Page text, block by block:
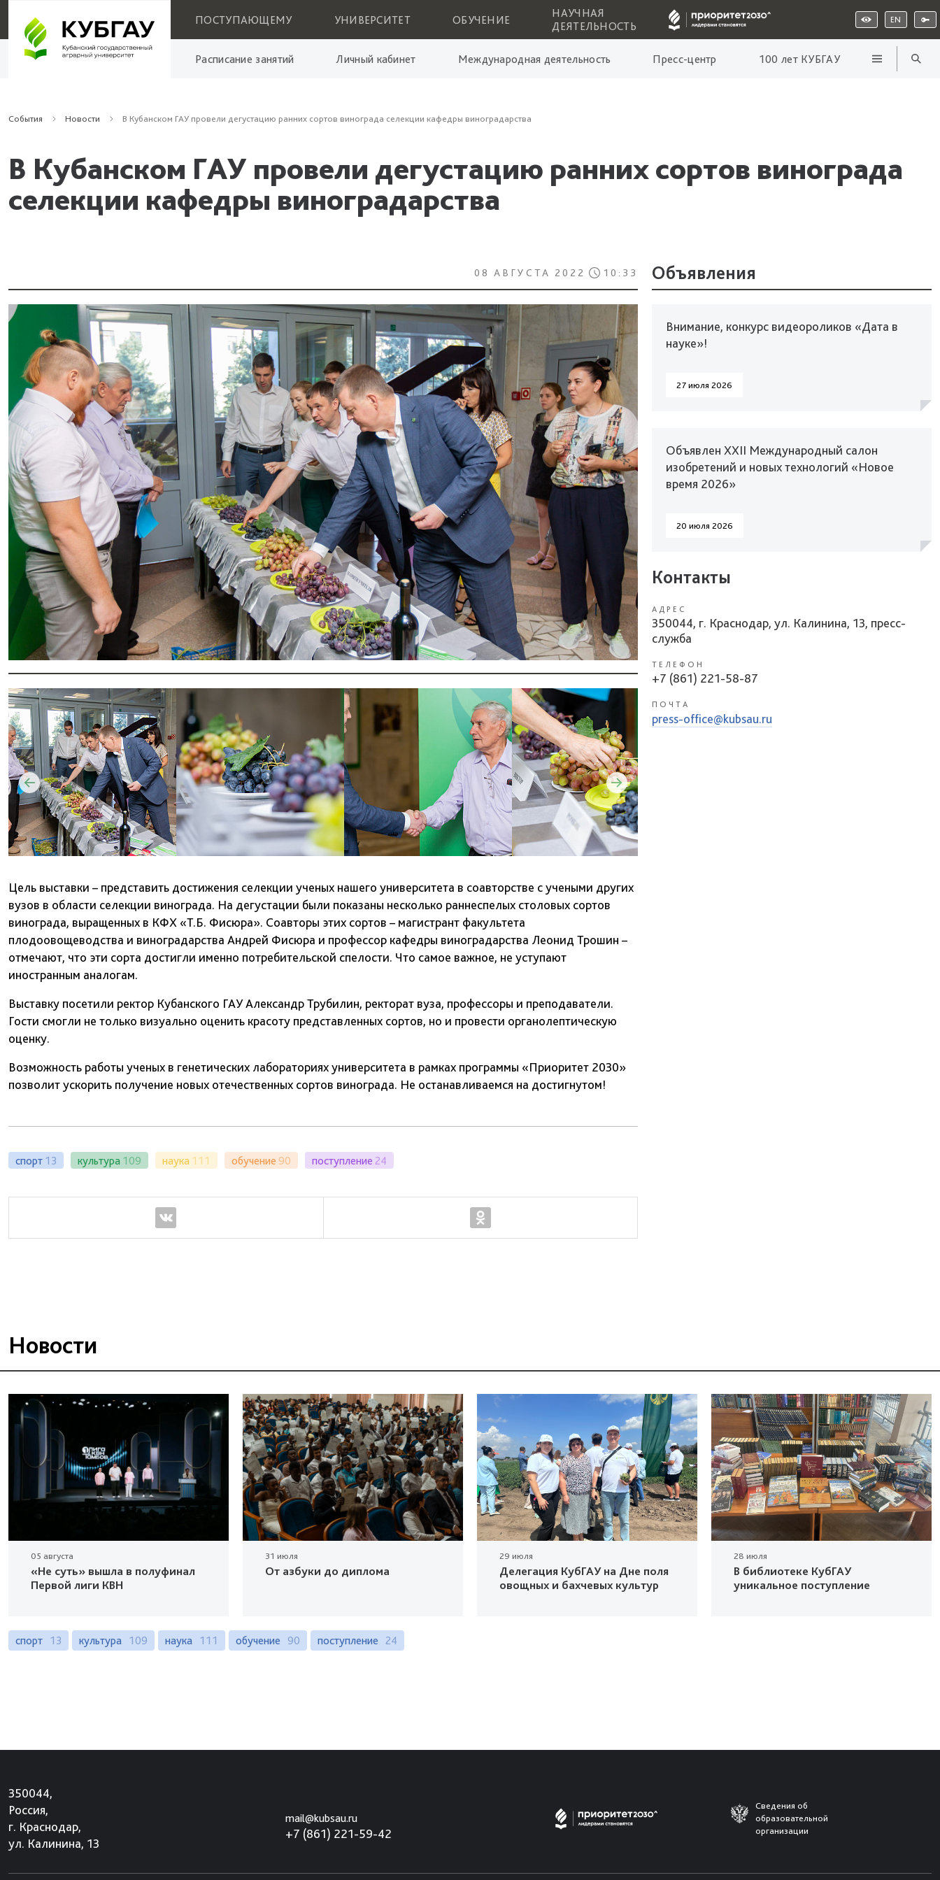
ПОСТУПАЮЩЕМУ УНИВЕРСИТЕТ ОБУЧЕНИЕ
НАУЧНАЯ
ДЕЯТЕЛЬНОСТЬ
EN
Расписание занятий Личный кабинет Международная деятельность Пресс-центр 100 лет КУБГАУ
События Новости В Кубанском ГАУ провели дегустацию ранних сортов винограда селекции кафедры виноградарства
В Кубанском ГАУ провели дегустацию ранних сортов винограда
селекции кафедры виноградарства
08 АВГУСТА 2022 10:33
Цель выставки – представить достижения селекции ученых нашего университета в соавторстве с учеными других
вузов в области селекции винограда. На дегустации были показаны несколько раннеспелых столовых сортов
винограда, выращенных в КФХ «Т.Б. Фисюра». Соавторы этих сортов – магистрант факультета
плодоовощеводства и виноградарства Андрей Фисюра и профессор кафедры виноградарства Леонид Трошин –
отмечают, что эти сорта достигли именно потребительской спелости. Что самое важное, не уступают
иностранным аналогам.
Выставку посетили ректор Кубанского ГАУ Александр Трубилин, ректорат вуза, профессоры и преподаватели.
Гости смогли не только визуально оценить красоту представленных сортов, но и провести органолептическую
оценку.
Возможность работы ученых в генетических лабораториях университета в рамках программы «Приоритет 2030»
позволит ускорить получение новых отечественных сортов винограда. Не останавливаемся на достигнутом!
спорт 13 культура 109 наука 111 обучение 90 поступление 24
Объявления
Внимание, конкурс видеороликов «Дата в
науке»!
27 июля 2026
Объявлен XXII Международный салон
изобретений и новых технологий «Новое
время 2026»
20 июля 2026
Контакты
АДРЕС
350044, г. Краснодар, ул. Калинина, 13, пресс-
служба
ТЕЛЕФОН
+7 (861) 221-58-87
ПОЧТА
press-office@kubsau.ru
Новости
05 августа
«Не суть» вышла в полуфинал
Первой лиги КВН
31 июля
От азбуки до диплома
29 июля
Делегация КубГАУ на Дне поля
овощных и бахчевых культур
28 июля
В библиотеке КубГАУ
уникальное поступление
спорт 13 культура 109 наука 111 обучение 90 поступление 24
350044,
Россия,
г. Краснодар,
ул. Калинина, 13
mail@kubsau.ru
+7 (861) 221-59-42
Сведения об
образовательной
организации